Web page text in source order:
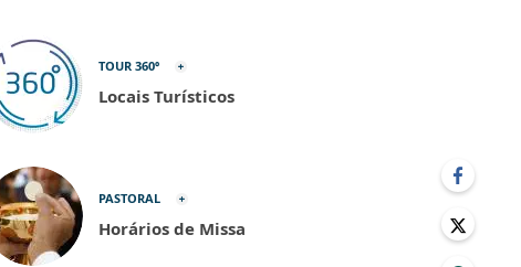
TOUR 360º
Locais Turísticos
PASTORAL
Horários de Missa